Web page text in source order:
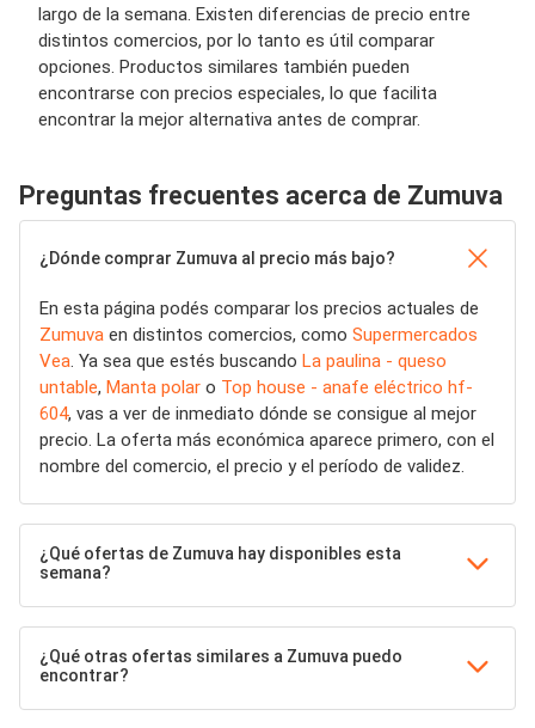
largo de la semana. Existen diferencias de precio entre
distintos comercios, por lo tanto es útil comparar
opciones. Productos similares también pueden
encontrarse con precios especiales, lo que facilita
encontrar la mejor alternativa antes de comprar.
Preguntas frecuentes acerca de Zumuva
¿Dónde comprar Zumuva al precio más bajo?
En esta página podés comparar los precios actuales de
Zumuva en distintos comercios, como Supermercados
Vea . Ya sea que estés buscando La paulina - queso
untable, Manta polar o Top house - anafe eléctrico hf-
604, vas a ver de inmediato dónde se consigue al mejor
precio. La oferta más económica aparece primero, con el
nombre del comercio, el precio y el período de validez.
¿Qué ofertas de Zumuva hay disponibles esta
semana?
¿Qué otras ofertas similares a Zumuva puedo
encontrar?